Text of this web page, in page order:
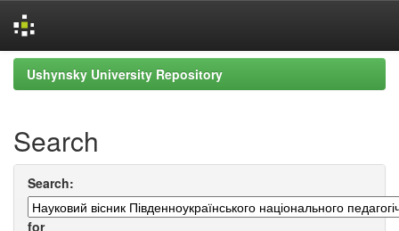
Skip
navigation
Ushynsky University Repository
Search
Search:
for